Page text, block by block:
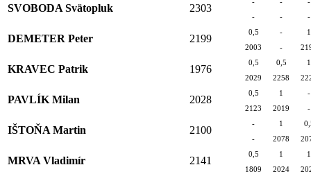
SVOBODA Svätopluk
2303
-
- -
DEMETER Peter 2199
0,5 -
1
2003
-
KRAVEC Patrik 1976
0,5 0,5
1
2029
2258
PAVLÍK Milan 2028
0,5 1
-
2123
2019 -
IŠTOŇA Martin 2100
- 1
-
2078
MRVA Vladimír 2141
0,5 1
1
1809
2024